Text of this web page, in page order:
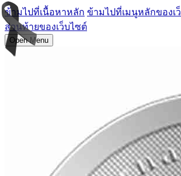
ข้ามไปที่เนื้อหาหลัก ข้ามไปที่เมนูหลักของเ
ส่วนท้ายของเว็บไซต์
Open Menu